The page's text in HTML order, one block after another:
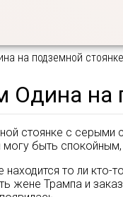
на подземной стоянке
Одина на
стоянке с серыми
могу быть
то ли кто-
жене Трампа и